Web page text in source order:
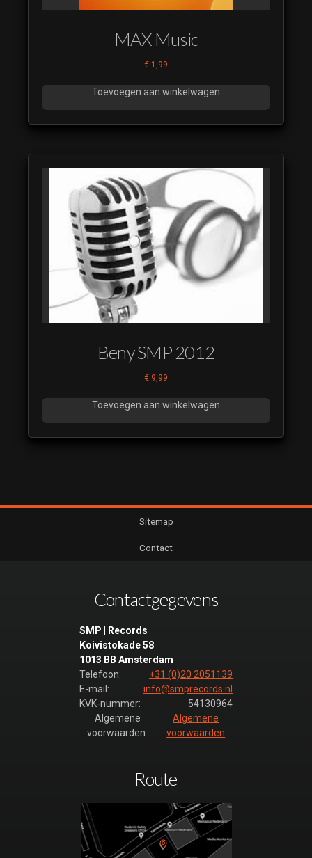
MAX Music
€ 1,99
Toevoegen aan winkelwagen
Beny SMP 2012
€ 9,99
Toevoegen aan winkelwagen
Sitemap
Contact
Contactgegevens
SMP | Records
Koivistokade 58
1013 BB Amsterdam
Telefoon:
+31 (0)20 2051139
E-mail:
info@smprecords.nl
KVK-nummer:
54130964
Algemene
voorwaarden:
Algemene
voorwaarden
Route